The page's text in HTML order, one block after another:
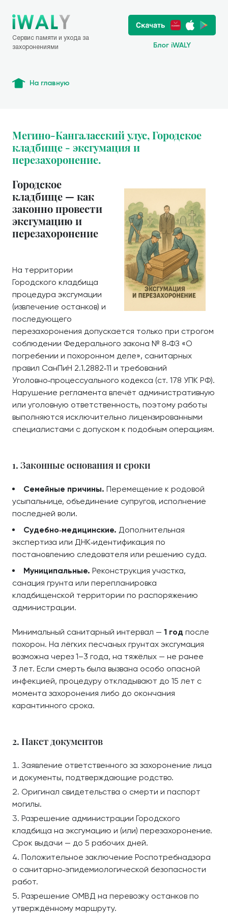
Сервис памяти и ухода за
захоронениями
Блог iWALY
На главную
Мегино-Кангаласский улус, Городское
кладбище - эксгумация и
перезахоронение.
Городское
кладбище — как
законно провести
эксгумацию и
перезахоронение
На территории
Городского кладбища
процедура эксгумации
(извлечение останков) и
последующего
перезахоронения допускается только при строгом
соблюдении Федерального закона № 8‑ФЗ «О
погребении и похоронном деле», санитарных
правил СанПиН 2.1.2882‑11 и требований
Уголовно‑процессуального кодекса (ст. 178 УПК РФ).
Нарушение регламента влечёт административную
или уголовную ответственность, поэтому работы
выполняются исключительно лицензированными
специалистами с допуском к подобным операциям.
1. Законные основания и сроки
Семейные причины. Перемещение к родовой
усыпальнице, объединение супругов, исполнение
последней воли.
Судебно‑медицинские. Дополнительная
экспертиза или ДНК‑идентификация по
постановлению следователя или решению суда.
Муниципальные. Реконструкция участка,
санация грунта или перепланировка
кладбищенской территории по распоряжению
администрации.
Минимальный санитарный интервал — 1 год после
похорон. На лёгких песчаных грунтах эксгумация
возможна через 1–3 года, на тяжёлых — не ранее
3 лет. Если смерть была вызвана особо опасной
инфекцией, процедуру откладывают до 15 лет с
момента захоронения либо до окончания
карантинного срока.
2. Пакет документов
Заявление ответственного за захоронение лица
и документы, подтверждающие родство.
Оригинал свидетельства о смерти и паспорт
могилы.
Разрешение администрации Городского
кладбища на эксгумацию и (или) перезахоронение.
Срок выдачи — до 5 рабочих дней.
Положительное заключение Роспотребнадзора
о санитарно‑эпидемиологической безопасности
работ.
Разрешение ОМВД на перевозку останков по
утверждённому маршруту.